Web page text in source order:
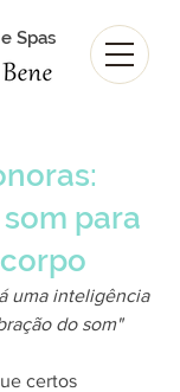
Spas
Bene
para
uma inteligência
do som"
certos